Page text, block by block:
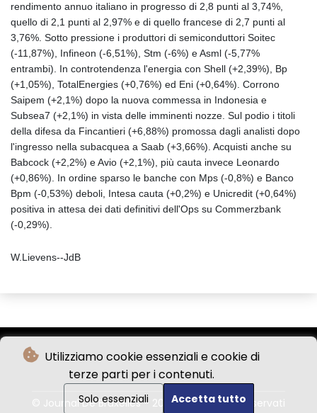
Utilizziamo cookie essenziali e cookie di
terze parti per i contenuti.
Solo essenziali Accetta tutto
rendimento annuo italiano in progresso di 2,8 punti al 3,74%,
quello di 2,1 punti al 2,97% e di quello francese di 2,7 punti al
3,76%. Sotto pressione i produttori di semiconduttori Soitec
(-11,87%), Infineon (-6,51%), Stm (-6%) e Asml (-5,77%
entrambi). In controtendenza l'energia con Shell (+2,39%), Bp
(+1,05%), TotalEnergies (+0,76%) ed Eni (+0,64%). Corrono
Saipem (+2,1%) dopo la nuova commessa in Indonesia e
Subsea7 (+2,1%) in vista delle imminenti nozze. Sul podio i titoli
della difesa da Fincantieri (+6,88%) promossa dagli analisti dopo
l'ingresso nella subacquea a Saab (+3,66%). Acquisti anche su
Babcock (+2,2%) e Avio (+2,1%), più cauta invece Leonardo
(+0,86%). In ordine sparso le banche con Mps (-0,8%) e Banco
Bpm (-0,53%) deboli, Intesa cauta (+0,2%) e Unicredit (+0,64%)
positiva in attesa dei dati definitivi dell'Ops su Commerzbank
(-0,29%).
W.Lievens--JdB
© Journal De Bruxelles - 2026 - Tutti i diritti riservati